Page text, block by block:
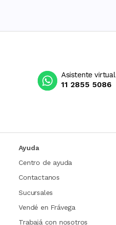
Asistente virtual
11 2855 5086
Ayuda
Centro de ayuda
Contactanos
Sucursales
Vendé en Frávega
Trabajá con nosotros